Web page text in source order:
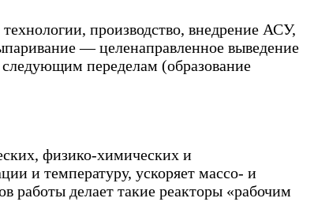
производство, внедрение АСУ,
— целенаправленное выведение
переделам (образование
физико-химических и
и температуру, ускоряет массо- и
работы делает такие реакторы «рабочим